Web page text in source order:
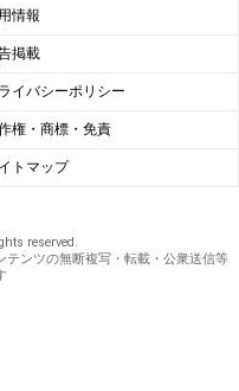
情報
掲載
イバシーポリシー
権・商標・免責
トマップ
reserved.
ンツの無断複写・転載・公衆送信等